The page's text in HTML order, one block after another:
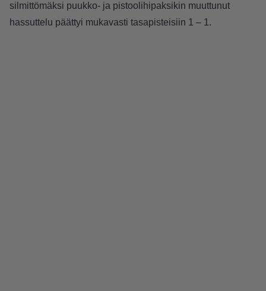
silmittömäksi puukko- ja pistoolihipaksikin muuttunut
hassuttelu päättyi mukavasti tasapisteisiin 1 – 1.